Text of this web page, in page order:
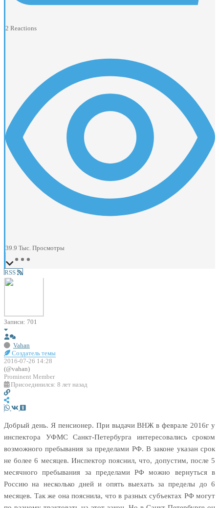
2 Reactions
39.9 Тыс. Просмотры
RSS
Записи: 701
Vahan
Создатель темы
2016-07-26 14:28
(@vahan)
Prominent Member
Присоединился: 8 лет назад
Добрый день. Я пенсионер. При выдачи ВНЖ в феврале 2016г у
инспектора УФМС Санкт-Петербурга интересовались сроком
возможного пребывания за пределами РФ. В законе указан срок
не более 6 месяцев. Инспектор пояснил, что, допустим, после 5
месячного пребывания за пределами РФ можно вернуться в
Россию на несколько дней и опять выехать за пределы до 6
месяцев. Так же она пояснила, что в разных субъектах РФ могут